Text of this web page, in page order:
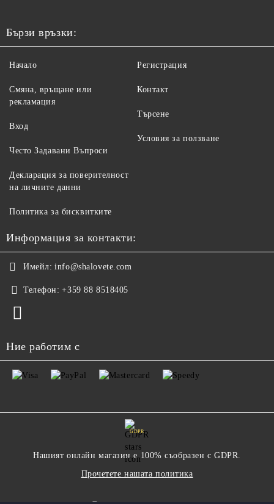
Бързи връзки:
Начало
Смяна, връщане или
рекламация
Вход
Често Задавани Въпроси
Регистрация
Контакт
Търсене
Условия за ползване
Декларация за поверителност
на личните данни
Политика за бисквитките
Информация за контакти:
Имейл: info@shalovete.com
Телефон: +359 88 8518405
Ние работим с
GDPR
Нашият онлайн магазин е 100% съобразен с GDPR.
Прочетете нашата политика